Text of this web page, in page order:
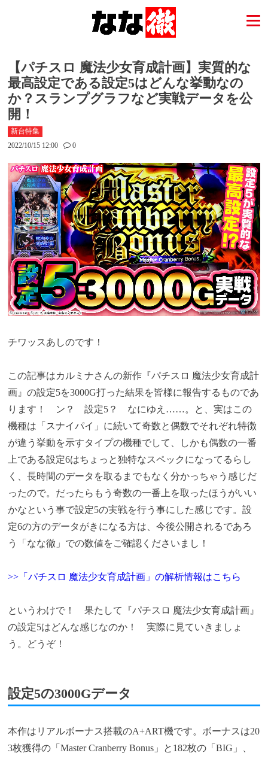
【パチスロ 魔法少女育成計画】実質的な
最高設定である設定5はどんな挙動なの
か？スランプグラフなど実戦データを公
開！
新台特集
2022/10/15 12:00
0
チワッスあしのです！
この記事はカルミナさんの新作『パチスロ 魔法少女育成計
画』の設定5を3000G打った結果を皆様に報告するものであ
ります！ ン？ 設定5？ なにゆえ……。と、実はこの
機種は「スナイパイ」に続いて奇数と偶数でそれぞれ特徴
が違う挙動を示すタイプの機種でして、しかも偶数の一番
上である設定6はちょっと独特なスペックになってるらし
く、長時間のデータを取るまでもなく分かっちゃう感じだ
ったので。だったらもう奇数の一番上を取ったほうがいい
かなという事で設定5の実戦を行う事にした感じです。設
定6の方のデータがきになる方は、今後公開されるであろ
う「なな徹」での数値をご確認くださいまし！
>>「パチスロ 魔法少女育成計画」の解析情報はこちら
というわけで！ 果たして『パチスロ 魔法少女育成計画』
の設定5はどんな感じなのか！ 実際に見ていきましょ
う。どうぞ！
設定5の3000Gデータ
本作はリアルボーナス搭載のA+ART機です。ボーナスは20
3枚獲得の「Master Cranberry Bonus」と182枚の「BIG」、